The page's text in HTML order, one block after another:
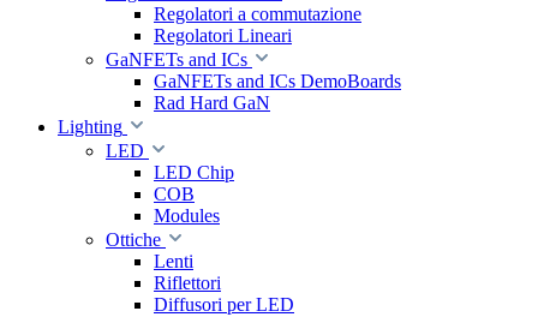
Regolatori a commutazione
Regolatori Lineari
GaNFETs and ICs
GaNFETs and ICs DemoBoards
Rad Hard GaN
Lighting
LED
LED Chip
COB
Modules
Ottiche
Lenti
Riflettori
Diffusori per LED